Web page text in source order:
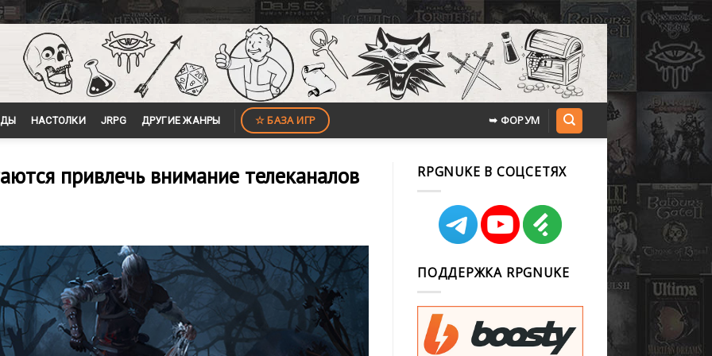
НАСТОЛКИ JRPG ДРУГИЕ ЖАНРЫ ☆ БАЗА ИГР ➥ ФОРУМ
привлечь внимание телеканалов RPGNUKE В СОЦСЕТЯХ
ПОДДЕРЖКА RPGNUKE